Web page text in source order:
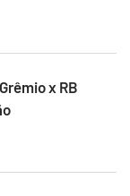
x RB